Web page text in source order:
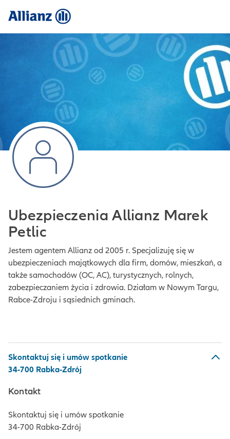
Ubezpieczenia Allianz Marek
Petlic
Jestem agentem Allianz od 2005 r. Specjalizuję się w
ubezpieczeniach majątkowych dla firm, domów, mieszkań, a
także samochodów (OC, AC), turystycznych, rolnych,
zabezpieczaniem życia i zdrowia. Działam w Nowym Targu,
Rabce-Zdroju i sąsiednich gminach.
Skontaktuj się i umów spotkanie
34-700 Rabka-Zdrój
Kontakt
Skontaktuj się i umów spotkanie
34-700 Rabka-Zdrój